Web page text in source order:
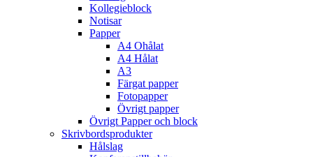
Kollegieblock
Notisar
Papper
A4 Ohålat
A4 Hålat
A3
Färgat papper
Fotopapper
Övrigt papper
Övrigt Papper och block
Skrivbordsprodukter
Hålslag